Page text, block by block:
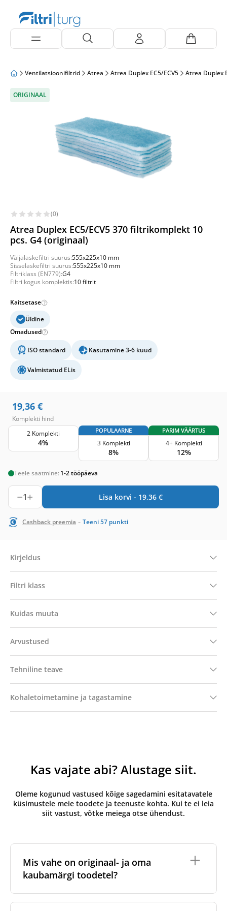
Ventilatsioonifiltrid Atrea Atrea Duplex EC5/ECV5 Atrea Duplex
ORIGINAAL
(0)
Atrea Duplex EC5/ECV5 370 filtrikomplekt 10
pcs. G4 (originaal)
Väljalaskefiltri suurus:555x225x10 mm
Sisselaskefiltri suurus:555x225x10 mm
Filtriklass (EN779):G4
Filtri kogus komplektis:10 filtrit
Kaitsetase
Üldine
Omadused
ISO standard Kasutamine 3-6 kuud
Valmistatud ELis
19,36 €
Komplekti hind
2 Komplekti
4%
POPULAARNE
3 Komplekti
8%
PARIM VÄÄRTUS
4+ Komplekti
12%
Teele saatmine: 1-2 tööpäeva
1 Lisa korvi - 19,36 €
Cashback preemia - Teeni57 punkti
Kirjeldus
Filtri klass
Kuidas muuta
Arvustused
Tehniline teave
Kohaletoimetamine ja tagastamine
Kas vajate abi? Alustage siit.
Oleme kogunud vastused kõige sagedamini esitatavatele
küsimustele meie toodete ja teenuste kohta. Kui te ei leia
siit vastust, võtke meiega otse ühendust.
Mis vahe on originaal- ja oma
kaubamärgi toodetel?